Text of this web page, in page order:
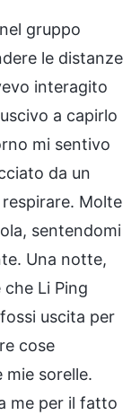
gruppo
le distanze
interagito
a capirlo
mi sentivo
da un
Molte
sentendomi
Una notte,
Li Ping
uscita per
cose
mie sorelle.
me per il fatto